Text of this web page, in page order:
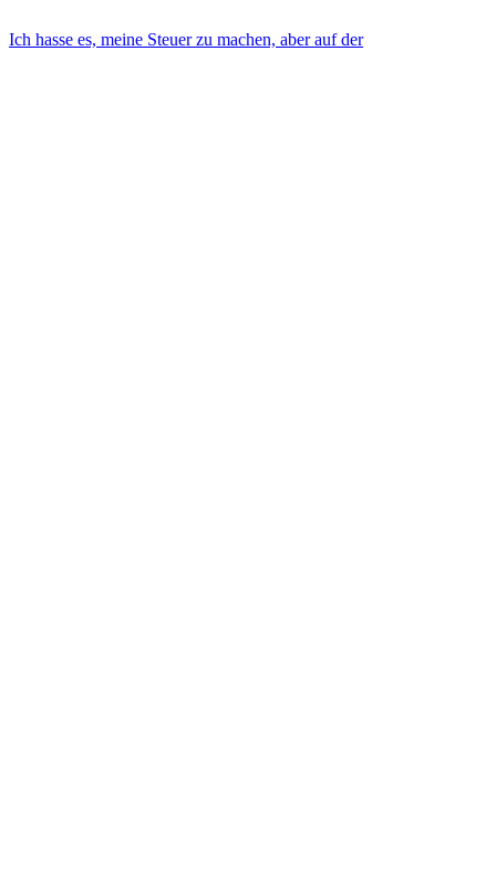
Ich hasse es, meine Steuer zu machen, aber auf der